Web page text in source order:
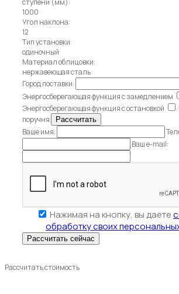
ступени (мм):
1000
Угол наклона:
12
Тип установки:
одиночный
Материал облицовки:
нержавеющая сталь
Город поставки:
Энергосберегающая функция с замедлением
Энергосберегающая функция с остановкой
поручня
Ваше имя:
Ваш e-mail:
Нажимая на кнопку, вы даете
обработку своих
Рассчитать стоимость